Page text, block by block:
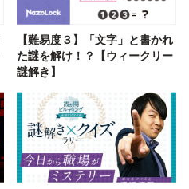
【難易度３】「文字」と書かれ
た謎を解け！？【ウィークリー
謎解き】